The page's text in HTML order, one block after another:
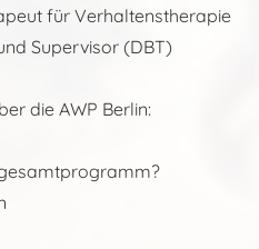
für Verhaltenstherapie
Supervisor (DBT)
die AWP Berlin: